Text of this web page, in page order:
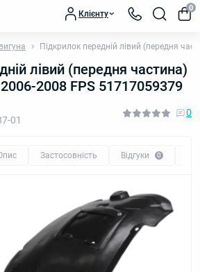
Клієнту
0
Підкрилок передній лівий (передня
лівий (передня частина)
2008 FPS 51717059379
01
0
Застосовність Відгуки 0